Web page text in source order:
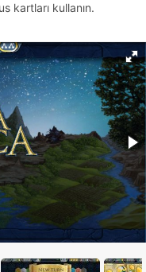
kartları kullanın.